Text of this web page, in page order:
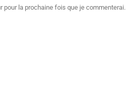
pour la prochaine fois que je commenterai.